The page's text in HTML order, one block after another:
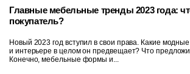
Главные мебельные тренды 2023 года:
покупатель?
Новый 2023 год вступил в свои права. Какие
и интерьере в целом он предвещает? Что
Конечно, мебельные формы и...